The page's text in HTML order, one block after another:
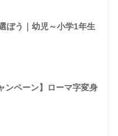
ぼう｜幼児～小学1年生
ンペーン】ローマ字変身